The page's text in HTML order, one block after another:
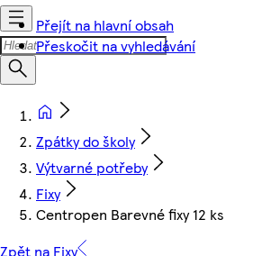
Přejít na hlavní obsah
Přeskočit na vyhledávání
Zpátky do školy
Výtvarné potřeby
Fixy
Centropen Barevné fixy 12 ks
Zpět na Fixy